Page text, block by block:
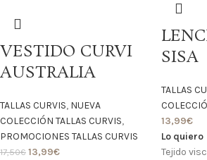
VESTIDO CURVI
AUSTRALIA
TALLAS CURVIS, NUEVA
COLECCIÓN TALLAS CURVIS,
PROMOCIONES TALLAS CURVIS
17,50€ 13,99€
SISA
TALLAS
13,99€
Lo quiero
Tejido